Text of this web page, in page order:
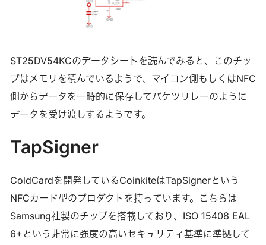
ST25DV54KCのデータシートを読んでみると、このチッ
プはメモリを積んでいるようで、マイコン側もしくはNFC
側からデータを一時的に保存してバケツリレーのように
データを受け渡しするようです。
TapSigner
ColdCardを開発しているCoinkiteはTapSignerという
NFCカード型のプロダクトを持っています。こちらは
Samsung社製のチップを搭載しており、ISO 15408 EAL
6+という非常に強度の高いセキュリティ基準に準拠して